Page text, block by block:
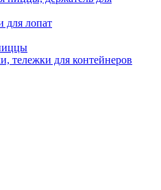
для лопат
тележки для контейнеров